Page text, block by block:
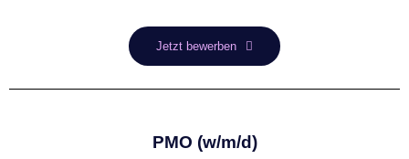
Jetzt bewerben
PMO (w/m/d)